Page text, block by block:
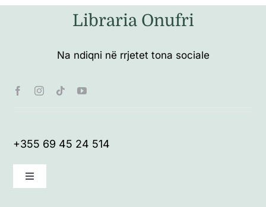
Libraria Onufri
Na ndiqni në rrjetet tona sociale
+355 69 45 24 514
Toggle